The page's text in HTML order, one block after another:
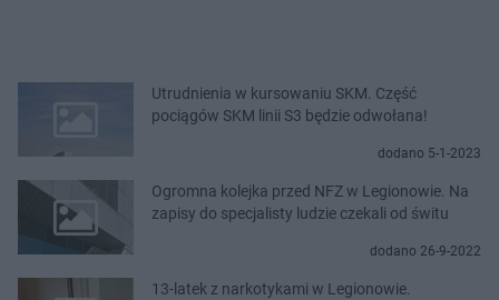
Utrudnienia w kursowaniu SKM. Część
pociągów SKM linii S3 będzie odwołana!
dodano 5-1-2023
Ogromna kolejka przed NFZ w Legionowie. Na
zapisy do specjalisty ludzie czekali od świtu
dodano 26-9-2022
13-latek z narkotykami w Legionowie.